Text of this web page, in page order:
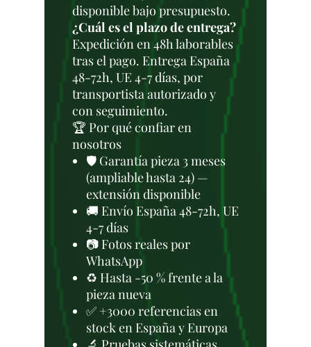
disponible bajo presupuesto.
¿Cuál es el plazo de entrega?
Expedición en 48h laborables
tras el pago. Entrega España
48-72h, UE 4-7 días, por
transportista autorizado y
con seguimiento.
🏆 Por qué confiar en
nosotros
🛡️ Garantía pieza 3 meses
(ampliable hasta 24) —
extensión disponible
🚚 Envío España 48-72h, UE
4-7 días
📷 Fotos reales por
WhatsApp
♻️ Hasta -50 % frente a la
pieza nueva
✅ +3000 referencias en
stock en España y Europa